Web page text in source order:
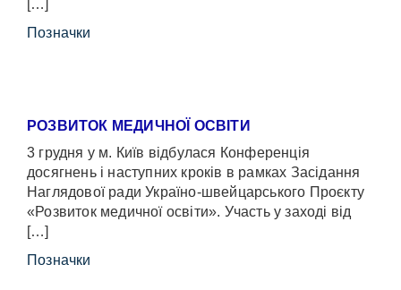
[…]
Позначки
РОЗВИТОК МЕДИЧНОЇ ОСВІТИ
3 грудня у м. Київ відбулася Конференція
досягнень і наступних кроків в рамках Засідання
Наглядової ради Україно-швейцарського Проєкту
«Розвиток медичної освіти». Участь у заході від
[…]
Позначки